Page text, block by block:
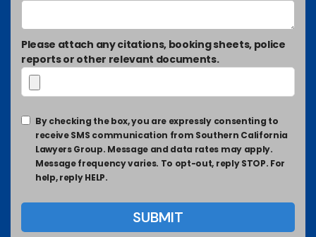
Please attach any citations, booking sheets, police
reports or other relevant documents.
By checking the box, you are expressly consenting to
receive SMS communication from Southern California
Lawyers Group. Message and data rates may apply.
Message frequency varies. To opt-out, reply STOP. For
help, reply HELP.